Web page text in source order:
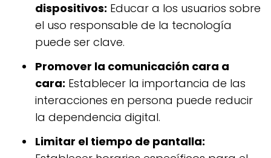
dispositivos: Educar a los usuarios sobre
el uso responsable de la tecnología
puede ser clave.
Promover la comunicación cara a
cara: Establecer la importancia de las
interacciones en persona puede reducir
la dependencia digital.
Limitar el tiempo de pantalla: